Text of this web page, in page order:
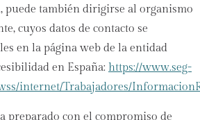
puede también dirigirse al organismo
cuyos datos de contacto se
en la página web de la entidad
en España: https://www.seg-
internet/Trabajadores/
preparado con el compromiso de